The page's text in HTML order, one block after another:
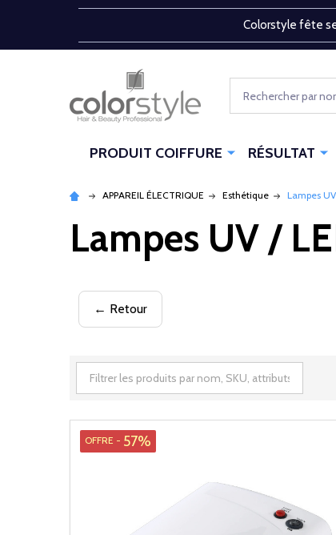
Colorstyle fête
PRODUIT COIFFURE RÉSULTAT
APPAREIL ÉLECTRIQUE Esthétique Lampes
Lampes UV /
← Retour
OFFRE - 57%